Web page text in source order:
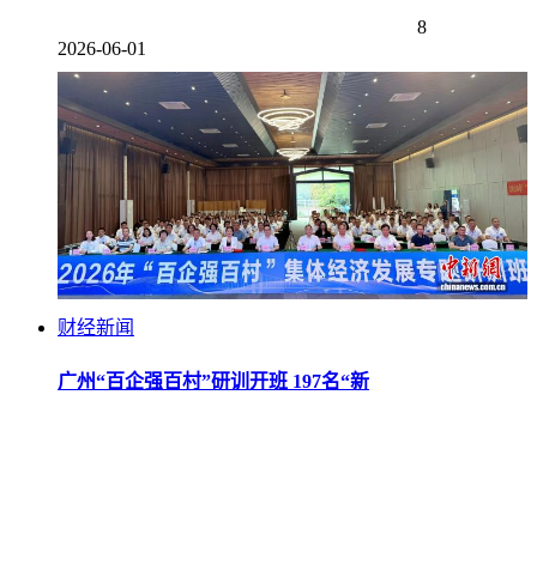
8
2026-06-01
财经新闻
广州“百企强百村”研训开班 197名“新